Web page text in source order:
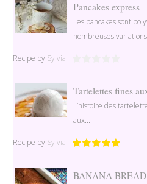
Pancakes express
Les pancakes sont
nombreuses
Recipe by Sylvia |
Tartelettes fines
L’histoire des
aux...
Recipe by Sylvia |
BANANA BREAD